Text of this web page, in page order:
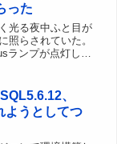
った
光る夜中ふと目が
照らされていた。
ランプが点灯して
ている。Party...
、
ようとしてつ